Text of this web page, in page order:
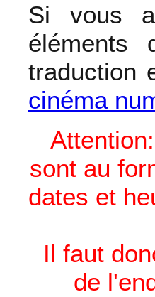
Si vous
traduction
cinéma
sont au
dates et
Il faut
de